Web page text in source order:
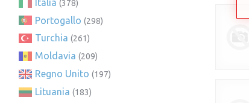
Italia (378)
Portogallo (298)
Turchia (261)
Moldavia (209)
Regno Unito (197)
Lituania (183)